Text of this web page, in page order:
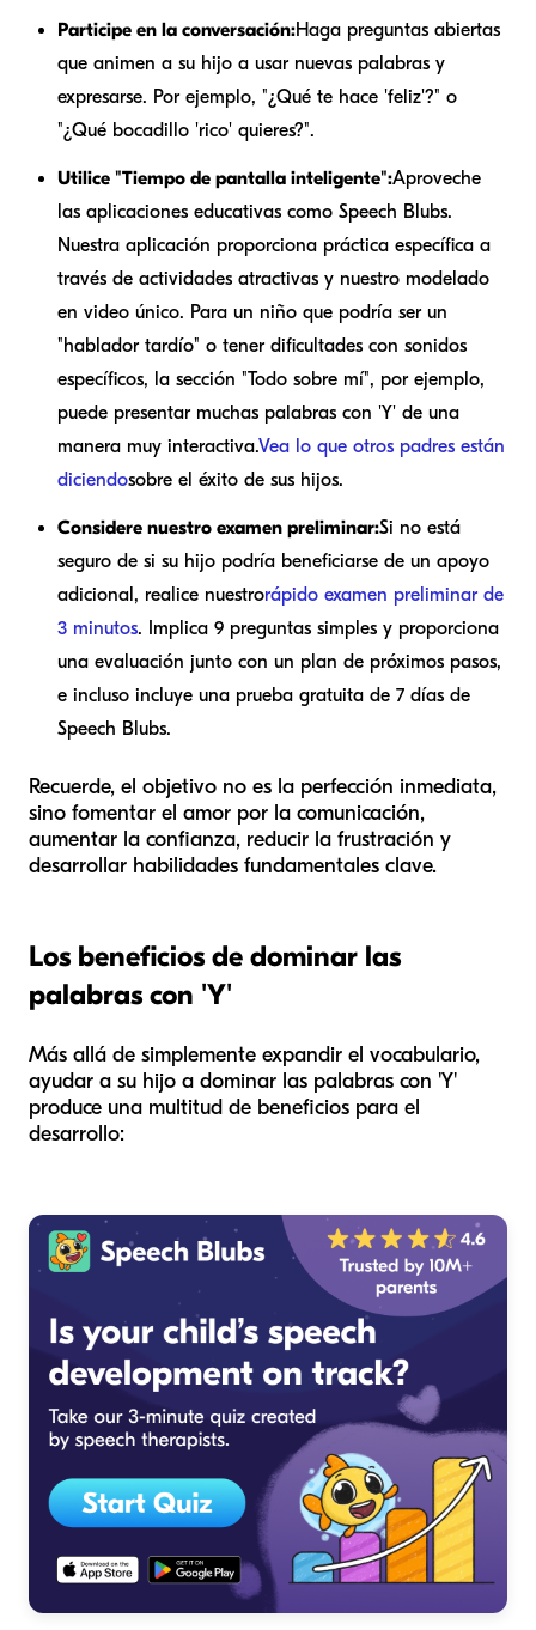
Participe en la conversación:Haga preguntas abiertas
que animen a su hijo a usar nuevas palabras y
expresarse. Por ejemplo, "¿Qué te hace 'feliz'?" o
"¿Qué bocadillo 'rico' quieres?".
Utilice "Tiempo de pantalla inteligente":Aproveche
las aplicaciones educativas como Speech Blubs.
Nuestra aplicación proporciona práctica específica a
través de actividades atractivas y nuestro modelado
en video único. Para un niño que podría ser un
"hablador tardío" o tener dificultades con sonidos
específicos, la sección "Todo sobre mí", por ejemplo,
puede presentar muchas palabras con 'Y' de una
manera muy interactiva.Vea lo que otros padres están
diciendosobre el éxito de sus hijos.
Considere nuestro examen preliminar:Si no está
seguro de si su hijo podría beneficiarse de un apoyo
adicional, realice nuestrorápido examen preliminar de
3 minutos. Implica 9 preguntas simples y proporciona
una evaluación junto con un plan de próximos pasos,
e incluso incluye una prueba gratuita de 7 días de
Speech Blubs.
Recuerde, el objetivo no es la perfección inmediata,
sino fomentar el amor por la comunicación,
aumentar la confianza, reducir la frustración y
desarrollar habilidades fundamentales clave.
Los beneficios de dominar las
palabras con 'Y'
Más allá de simplemente expandir el vocabulario,
ayudar a su hijo a dominar las palabras con 'Y'
produce una multitud de beneficios para el
desarrollo: